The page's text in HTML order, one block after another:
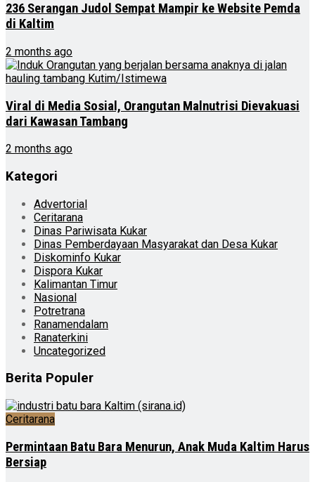
236 Serangan Judol Sempat Mampir ke Website Pemda
di Kaltim
2 months ago
Viral di Media Sosial, Orangutan Malnutrisi Dievakuasi
dari Kawasan Tambang
2 months ago
Kategori
Advertorial
Ceritarana
Dinas Pariwisata Kukar
Dinas Pemberdayaan Masyarakat dan Desa Kukar
Diskominfo Kukar
Dispora Kukar
Kalimantan Timur
Nasional
Potretrana
Ranamendalam
Ranaterkini
Uncategorized
Berita Populer
Ceritarana
Permintaan Batu Bara Menurun, Anak Muda Kaltim Harus
Bersiap